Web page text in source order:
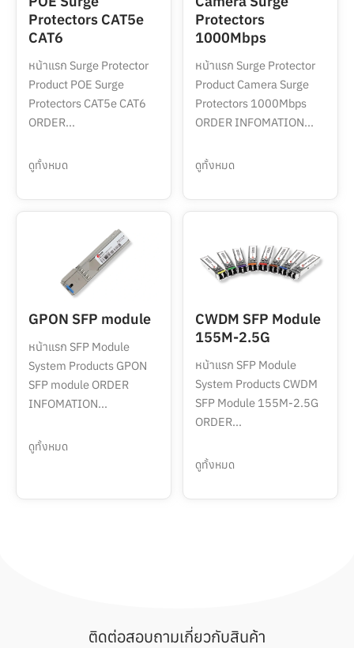
Protectors CAT5e
CAT6
หน้าแรก Surge Protector
Product POE Surge
Protectors CAT5e CAT6
ORDER...
ดูทั้งหมด
Protectors
1000Mbps
หน้าแรก Surge Protector
Product Camera Surge
Protectors 1000Mbps
ORDER INFOMATION...
ดูทั้งหมด
GPON SFP module
หน้าแรก SFP Module
System Products GPON
SFP module ORDER
INFOMATION...
ดูทั้งหมด
CWDM SFP Module
155M-2.5G
หน้าแรก SFP Module
System Products CWDM
SFP Module 155M-2.5G
ORDER...
ดูทั้งหมด
ติดต่อสอบถามเกี่ยวกับสินค้า